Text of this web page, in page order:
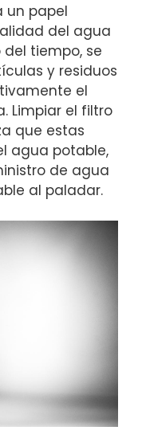
un papel
del agua
tiempo, se
y residuos
el
Limpiar el filtro
que estas
agua potable,
de agua
al paladar.